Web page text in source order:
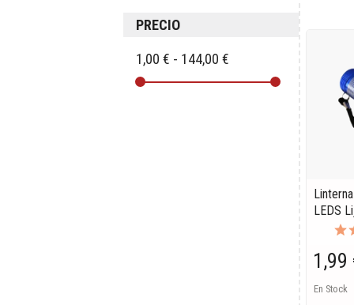
PRECIO
1,00 € - 144,00 €
LEDS
1,99
En Stock